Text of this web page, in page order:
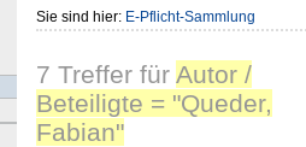
Sie sind hier: E-Pflicht-Sammlung
7 Treffer für Autor /
Beteiligte = "Queder,
Fabian"